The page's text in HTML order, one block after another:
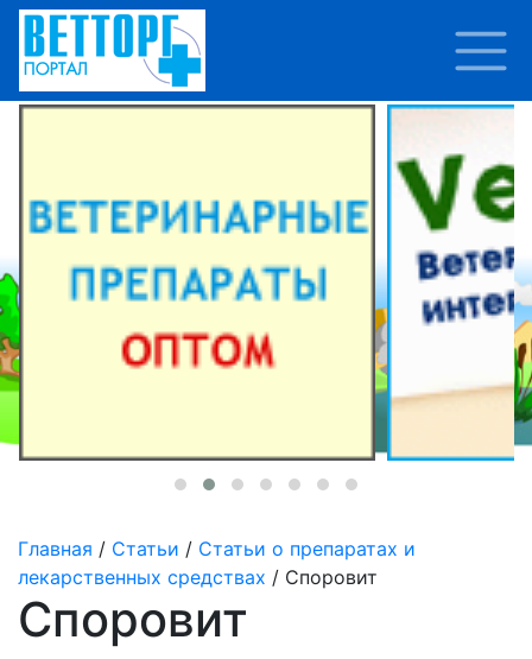
Главная / Статьи / Статьи о препаратах и
лекарственных средствах / Споровит
Споровит